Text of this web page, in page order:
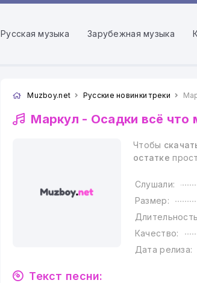
Русская музыка Зарубежная музыка
Muzboy.net Русские новинки треки
Маркул - Осадки всё что
Чтобы
остатке
Слушали:
Размер:
Качество:
Дата релиза:
Текст песни: